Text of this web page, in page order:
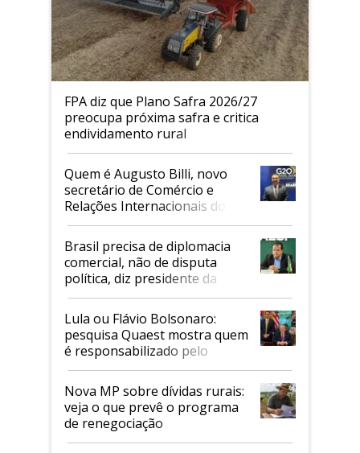
FPA diz que Plano Safra 2026/27
preocupa próxima safra e critica
endividamento rural
Quem é Augusto Billi, novo
secretário de Comércio e
Relações Internacionais do
Mapa
Brasil precisa de diplomacia
comercial, não de disputa
política, diz presidente da
Faesp
Lula ou Flávio Bolsonaro:
pesquisa Quaest mostra quem
é responsabilizado pelo
tarifaço dos EUA
Nova MP sobre dívidas rurais:
veja o que prevê o programa
de renegociação